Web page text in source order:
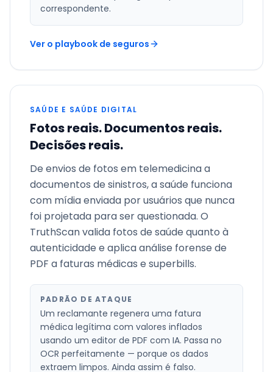
correspondente.
Ver o playbook de seguros
SAÚDE E SAÚDE DIGITAL
Fotos reais. Documentos reais.
Decisões reais.
De envios de fotos em telemedicina a
documentos de sinistros, a saúde funciona
com mídia enviada por usuários que nunca
foi projetada para ser questionada. O
TruthScan valida fotos de saúde quanto à
autenticidade e aplica análise forense de
PDF a faturas médicas e superbills.
PADRÃO DE ATAQUE
Um reclamante regenera uma fatura
médica legítima com valores inflados
usando um editor de PDF com IA. Passa no
OCR perfeitamente — porque os dados
extraem limpos. Ainda assim é falso.